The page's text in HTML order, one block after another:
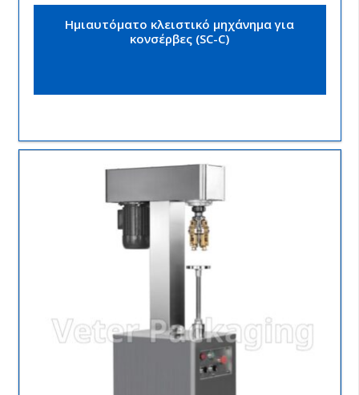
Ημιαυτόματο κλειστικό μηχάνημα για
κονσέρβες (SC-C)